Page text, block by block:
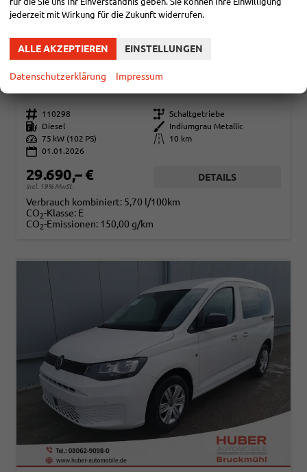
VOLKSWAGEN CADDY
BASIS 2.0TDI ACC KAM GV5 APP
Fahrzeugnr. 110298 Getriebe Schaltgetriebe
Kraftstoff
Diesel Außenfarbe
Indiumgrau Metallic
Leistung 75 kW (102 PS) Kilometerstand
10 km
01.01.2026
29.690,– €
incl. 19% MwSt.
DETAILS
Verbrauch kombiniert: 5,70 l/100km
CO2-Klasse: E
CO2-Emissionen: 150,00 g/km
jederzeit mit Wirkung für die Zukunft widerrufen.
ALLE AKZEPTIEREN EINSTELLUNGEN
Datenschutzerklärung Impressum